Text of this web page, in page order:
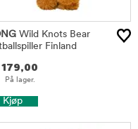
Wild Knots Bear
Finland
179,00
På lager.
Kjøp